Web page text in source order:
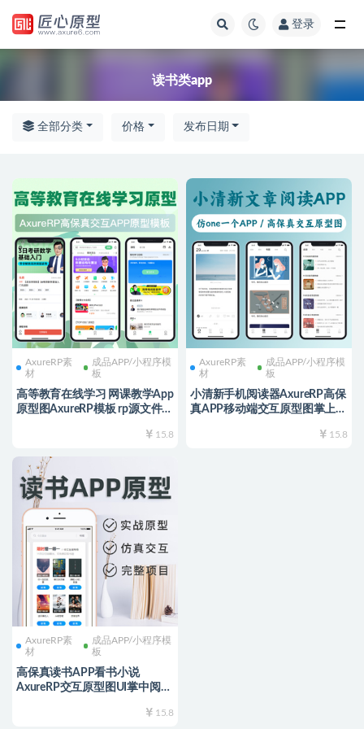
登录
读书类app
全部分类 价格 发布日期
AxureRP素
材
成品APP/小程序模
板
高等教育在线学习 网课教学App
原型图AxureRP模板 rp源文件
15.8
AxureRP素
材
成品APP/小程序模
板
小清新手机阅读器AxureRP高保
真APP移动端交互原型图掌上读
15.8
AxureRP素
材
成品APP/小程序模
板
高保真读书APP看书小说
AxureRP交互原型图UI掌中阅读
15.8